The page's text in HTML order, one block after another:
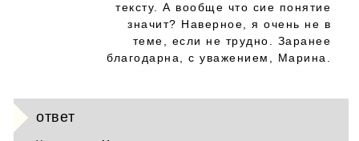
тексту. А вообще что сие понятие
значит? Наверное, я очень не в
теме, если не трудно. Заранее
благодарна, с уважением, Марина.
ответ